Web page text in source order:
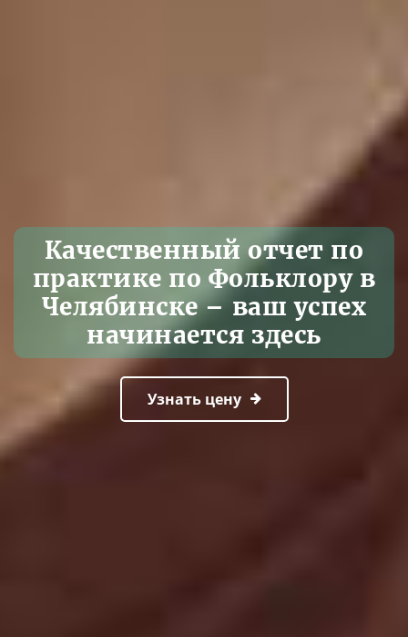
Качественный отчет по
практике по Фольклору в
Челябинске – ваш успех
начинается здесь
Узнать цену